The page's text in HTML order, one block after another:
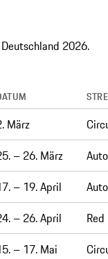
2026.
März
– 26. März
– 19. April
– 26. April
– 17. Mai